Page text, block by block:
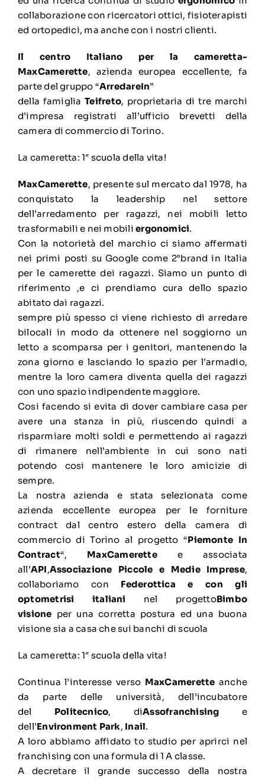
collaborazione con ricercatori ottici, fisioterapisti
ed ortopedici, ma anche con i nostri clienti.
Il centro Italiano per la cameretta-
MaxCamerette, azienda europea eccellente, fa
parte del gruppo “ArredareIn”
della famigliaTeifreto, proprietaria di tre marchi
d’impresa registrati all’ufficio brevetti della
camera di commercio di Torino.
La cameretta: 1″ scuola della vita!
MaxCamerette, presente sul mercato dal 1978, ha
conquistato la leadership nel settore
dell’arredamento per ragazzi, nei mobili letto
trasformabili e nei mobiliergonomici.
Con la notorietà del marchio ci siamo affermati
nei primi posti su Google come 2°brand in Italia
per le camerette dei ragazzi. Siamo un punto di
riferimento ,e ci prendiamo cura dello spazio
abitato dai ragazzi.
sempre più spesso ci viene richiesto di arredare
bilocali in modo da ottenere nel soggiorno un
letto a scomparsa per i genitori, mantenendo la
zona giorno e lasciando lo spazio per l’armadio,
mentre la loro camera diventa quella dei ragazzi
con uno spazio indipendente maggiore.
Cosi facendo si evita di dover cambiare casa per
avere una stanza in più, riuscendo quindi a
risparmiare molti soldi e permettendo ai ragazzi
di rimanere nell’ambiente in cui sono nati
potendo cosi mantenere le loro amicizie di
sempre.
La nostra azienda e stata selezionata come
azienda eccellente europea per le forniture
contract dal centro estero della camera di
commercio di Torino al progetto “Piemonte In
Contract“, MaxCamerettee associata
all’API,Associazione Piccole e Medie Imprese,
collaboriamo con Federottica e con gli
optometrisi italiani nel progettoBimbo
visione per una corretta postura ed una buona
visione sia a casa che sui banchi di scuola
La cameretta: 1″ scuola della vita!
Continua l’interesse verso MaxCamerette anche
da parte delle università, dell’incubatore
del Politecnico, diAssofranchising e
dell’Environment Park, Inail.
A loro abbiamo affidato to studio per aprirci nel
franchising con una formula di 1 A classe.
A decretare il grande successo della nostra